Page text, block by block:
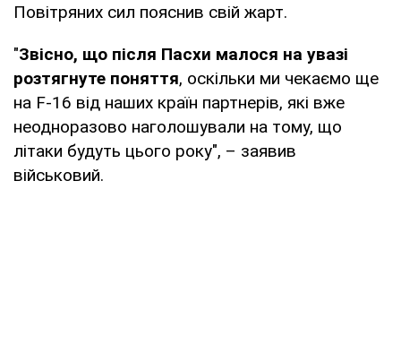
Повітряних сил пояснив свій жарт.
"Звісно, що після Пасхи малося на увазі
розтягнуте поняття, оскільки ми чекаємо ще
на F-16 від наших країн партнерів, які вже
неодноразово наголошували на тому, що
літаки будуть цього року", – заявив
військовий.